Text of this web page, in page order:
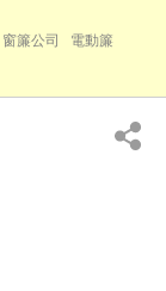
窗簾公司
電動簾